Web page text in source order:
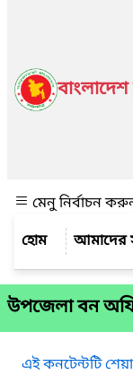
মেনু নির্বাচন
আমাদের
উপজেলা বন
এই কনটেন্টটি